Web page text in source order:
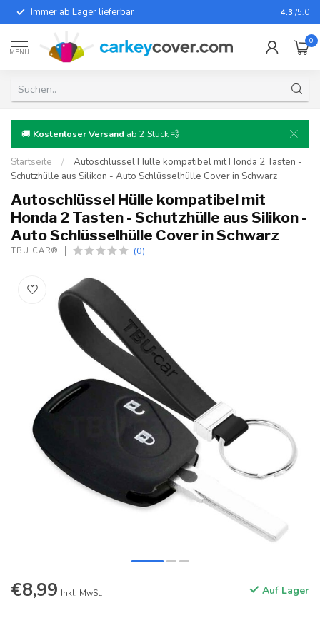
Immer ab Lager lieferbar Für fast
4.3 /5.0
MENU
0
🚚 Kostenloser Versand ab 2 Stück 💨
Startseite /
Autoschlüssel Hülle kompatibel mit Honda 2 Tasten -
Schutzhülle aus Silikon - Auto Schlüsselhülle Cover in Schwarz
Autoschlüssel Hülle kompatibel mit
Honda 2 Tasten - Schutzhülle aus Silikon -
Auto Schlüsselhülle Cover in Schwarz
TBU CAR® (0)
€8,99 Inkl. MwSt. Auf Lager